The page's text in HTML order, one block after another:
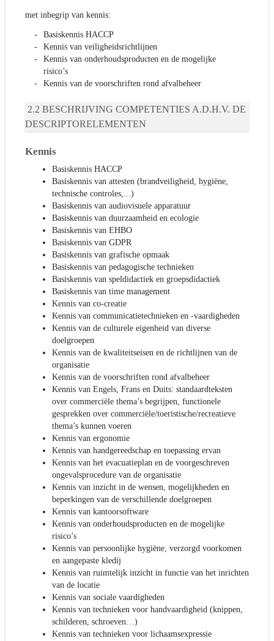
met inbegrip van kennis:
Basiskennis HACCP
Kennis van veiligheidsrichtlijnen
Kennis van onderhoudsproducten en de mogelijke
risico’s
Kennis van de voorschriften rond afvalbeheer
BESCHRIJVING COMPETENTIES A.D.H.V. DE
DESCRIPTORELEMENTEN
Kennis
Basiskennis HACCP
Basiskennis van attesten (brandveiligheid, hygiëne,
technische controles,...)
Basiskennis van audiovisuele apparatuur
Basiskennis van duurzaamheid en ecologie
Basiskennis van EHBO
Basiskennis van GDPR
Basiskennis van grafische opmaak
Basiskennis van pedagogische technieken
Basiskennis van speldidactiek en groepsdidactiek
Basiskennis van time management
Kennis van co-creatie
Kennis van communicatietechnieken en -vaardigheden
Kennis van de culturele eigenheid van diverse
doelgroepen
Kennis van de kwaliteitseisen en de richtlijnen van de
organisatie
Kennis van de voorschriften rond afvalbeheer
Kennis van Engels, Frans en Duits: standaardteksten
over commerciële thema’s begrijpen, functionele
gesprekken over commerciële/toeristische/recreatieve
thema’s kunnen voeren
Kennis van ergonomie
Kennis van handgereedschap en toepassing ervan
Kennis van het evacuatieplan en de voorgeschreven
ongevalsprocedure van de organisatie
Kennis van inzicht in de wensen, mogelijkheden en
beperkingen van de verschillende doelgroepen
Kennis van kantoorsoftware
Kennis van onderhoudsproducten en de mogelijke
risico’s
Kennis van persoonlijke hygiëne, verzorgd voorkomen
en aangepaste kledij
Kennis van ruimtelijk inzicht in functie van het inrichten
van de locatie
Kennis van sociale vaardigheden
Kennis van technieken voor handvaardigheid (knippen,
schilderen, schroeven…)
Kennis van technieken voor lichaamsexpressie